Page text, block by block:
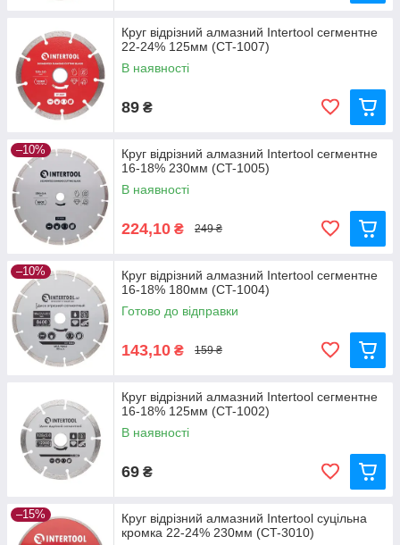
Круг відрізний алмазний Intertool сегментне
22-24% 125мм (CT-1007)
В наявності
89 ₴
–10%
Круг відрізний алмазний Intertool сегментне
16-18% 230мм (CT-1005)
В наявності
224,10 ₴ 249 ₴
–10%
Круг відрізний алмазний Intertool сегментне
16-18% 180мм (CT-1004)
Готово до відправки
143,10 ₴ 159 ₴
Круг відрізний алмазний Intertool сегментне
16-18% 125мм (CT-1002)
В наявності
69 ₴
–15%
Круг відрізний алмазний Intertool суцільна
кромка 22-24% 230мм (CT-3010)